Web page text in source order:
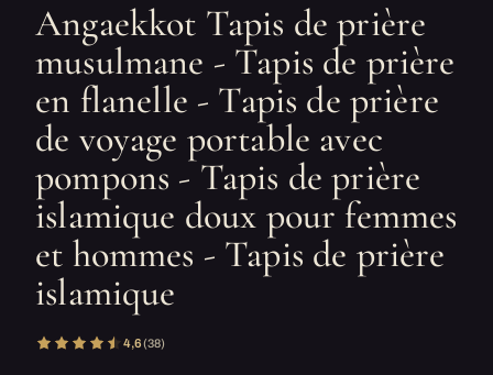
Angaekkot Tapis de prière
musulmane - Tapis de prière
en flanelle - Tapis de prière
de voyage portable avec
pompons - Tapis de prière
islamique doux pour femmes
et hommes - Tapis de prière
islamique
4,6(38)